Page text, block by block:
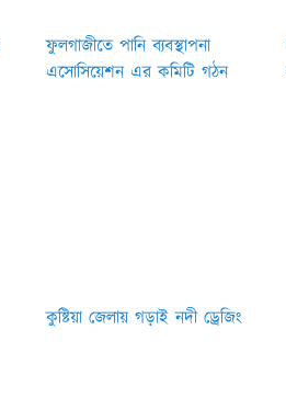
ফুলগাজীতে পানি ব্যবস্থাপনা
এসোসিয়েশন এর কমিটি গঠন
কুষ্টিয়া জেলায় গড়াই নদী ড্রেজিং